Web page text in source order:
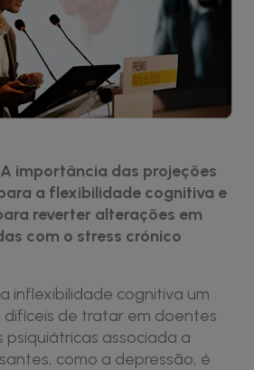
A importância das projeções
a flexibilidade cognitiva e
reverter alterações em
com o stress crónico
inflexibilidade cognitiva um
difíceis de tratar em doentes
associada a
como a depressão, é